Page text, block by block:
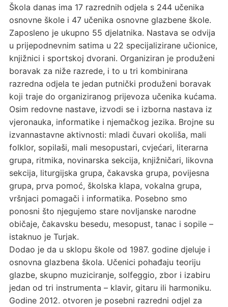
Škola danas ima 17 razrednih odjela s 244 učenika
osnovne škole i 47 učenika osnovne glazbene škole.
Zaposleno je ukupno 55 djelatnika. Nastava se odvija
u prijepodnevnim satima u 22 specijalizirane učionice,
knjižnici i sportskoj dvorani. Organiziran je produženi
boravak za niže razrede, i to u tri kombinirana
razredna odjela te jedan putnički produženi boravak
koji traje do organiziranog prijevoza učenika kućama.
Osim redovne nastave, izvodi se i izborna nastava iz
vjeronauka, informatike i njemačkog jezika. Brojne su
izvannastavne aktivnosti: mladi čuvari okoliša, mali
folklor, sopilaši, mali mesopustari, cvjećari, literarna
grupa, ritmika, novinarska sekcija, knjižničari, likovna
sekcija, liturgijska grupa, čakavska grupa, povijesna
grupa, prva pomoć, školska klapa, vokalna grupa,
vršnjaci pomagači i informatika. Posebno smo
ponosni što njegujemo stare novljanske narodne
običaje, čakavsku besedu, mesopust, tanac i sopile –
istaknuo je Turjak.
Dodao je da u sklopu škole od 1987. godine djeluje i
osnovna glazbena škola. Učenici pohađaju teoriju
glazbe, skupno muziciranje, solfeggio, zbor i izabiru
jedan od tri instrumenta – klavir, gitaru ili harmoniku.
Godine 2012. otvoren je posebni razredni odjel za